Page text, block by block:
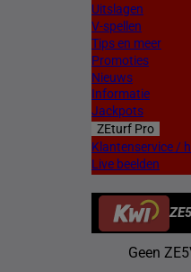
Uitslagen
V-spellen
Tips en meer
Promoties
Nieuws
Informatie
Jackpots
ZEturf Pro
Klantenservice /
Live beelden
Geen